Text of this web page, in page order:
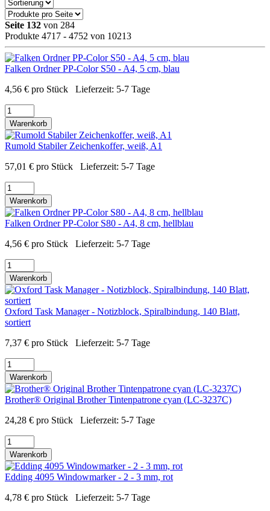
Seite 132 von 284
Produkte 4717 - 4752 von 10213
Falken Ordner PP-Color S50 - A4, 5 cm, blau
4,56 € pro Stück Lieferzeit: 5-7 Tage
Warenkorb
Rumold Stabiler Zeichenkoffer, weiß, A1
57,01 € pro Stück Lieferzeit: 5-7 Tage
Warenkorb
Falken Ordner PP-Color S80 - A4, 8 cm, hellblau
4,56 € pro Stück Lieferzeit: 5-7 Tage
Warenkorb
Oxford Task Manager - Notizblock, Spiralbindung, 140 Blatt,
sortiert
7,37 € pro Stück Lieferzeit: 5-7 Tage
Warenkorb
Brother® Original Brother Tintenpatrone cyan (LC-3237C)
24,28 € pro Stück Lieferzeit: 5-7 Tage
Warenkorb
Edding 4095 Windowmarker - 2 - 3 mm, rot
4,78 € pro Stück Lieferzeit: 5-7 Tage